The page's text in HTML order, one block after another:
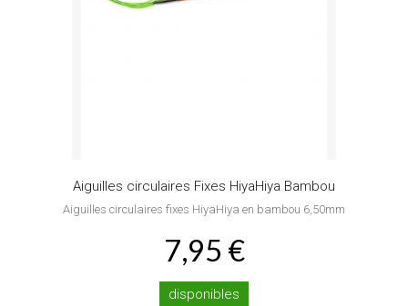
Aiguilles circulaires Fixes HiyaHiya Bambou
Aiguilles circulaires fixes HiyaHiya en bambou 6,50mm
7,95 €
disponibles